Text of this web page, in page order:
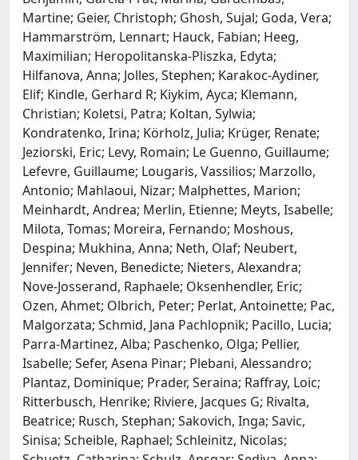
Martine; Geier, Christoph; Ghosh, Sujal; Goda, Vera;
Hammarström, Lennart; Hauck, Fabian; Heeg,
Maximilian; Heropolitanska-Pliszka, Edyta;
Hilfanova, Anna; Jolles, Stephen; Karakoc-Aydiner,
Elif; Kindle, Gerhard R; Kiykim, Ayca; Klemann,
Christian; Koletsi, Patra; Koltan, Sylwia;
Kondratenko, Irina; Körholz, Julia; Krüger, Renate;
Jeziorski, Eric; Levy, Romain; Le Guenno, Guillaume;
Lefevre, Guillaume; Lougaris, Vassilios; Marzollo,
Antonio; Mahlaoui, Nizar; Malphettes, Marion;
Meinhardt, Andrea; Merlin, Etienne; Meyts, Isabelle;
Milota, Tomas; Moreira, Fernando; Moshous,
Despina; Mukhina, Anna; Neth, Olaf; Neubert,
Jennifer; Neven, Benedicte; Nieters, Alexandra;
Nove-Josserand, Raphaele; Oksenhendler, Eric;
Ozen, Ahmet; Olbrich, Peter; Perlat, Antoinette; Pac,
Malgorzata; Schmid, Jana Pachlopnik; Pacillo, Lucia;
Parra-Martinez, Alba; Paschenko, Olga; Pellier,
Isabelle; Sefer, Asena Pinar; Plebani, Alessandro;
Plantaz, Dominique; Prader, Seraina; Raffray, Loic;
Ritterbusch, Henrike; Riviere, Jacques G; Rivalta,
Beatrice; Rusch, Stephan; Sakovich, Inga; Savic,
Sinisa; Scheible, Raphael; Schleinitz, Nicolas;